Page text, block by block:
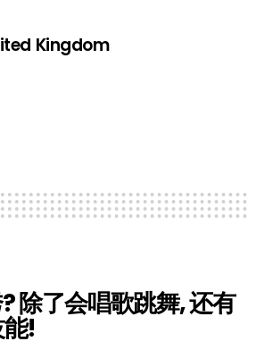
Kingdom
除了会唱歌跳舞, 还有
!